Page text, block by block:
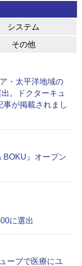
システム
その他
・太平洋地域の
。ドクターキュ
事が掲載されまし
BOKU』オープン
に選出
ーブで医療にユ